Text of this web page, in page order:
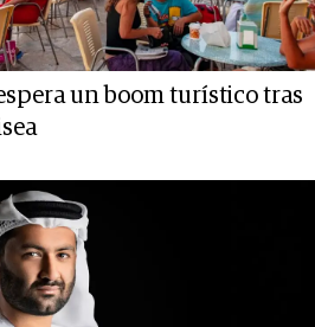
un boom turístico tras